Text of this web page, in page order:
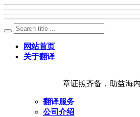
网站首页
关于翻译
章证照齐备，助益海
翻译服务
公司介绍